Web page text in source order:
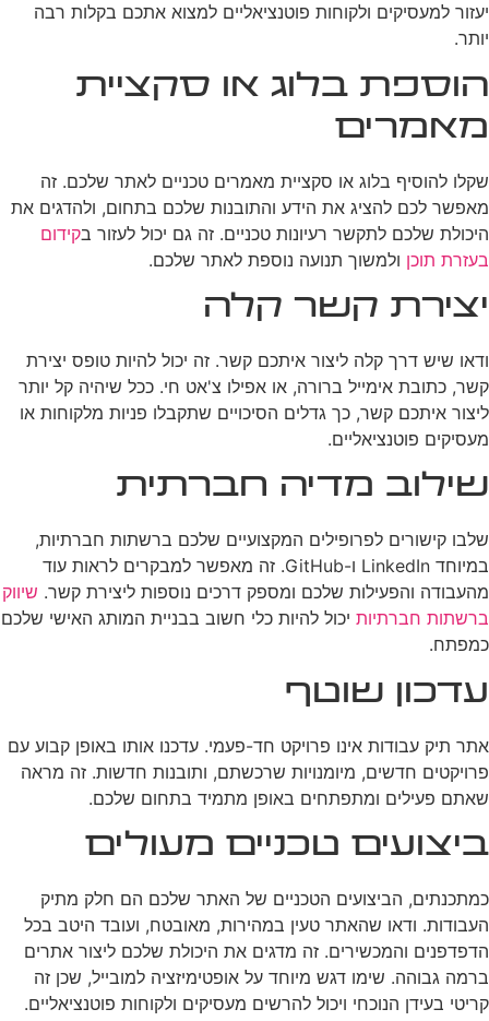
יעזור למעסיקים ולקוחות פוטנציאליים למצוא אתכם בקלות רבה
יותר.
הוספת בלוג או סקציית
מאמרים
שקלו להוסיף בלוג או סקציית מאמרים טכניים לאתר שלכם. זה
מאפשר לכם להציג את הידע והתובנות שלכם בתחום, ולהדגים את
היכולת שלכם לתקשר רעיונות טכניים. זה גם יכול לעזור בקידום
בעזרת תוכן ולמשוך תנועה נוספת לאתר שלכם.
יצירת קשר קלה
ודאו שיש דרך קלה ליצור איתכם קשר. זה יכול להיות טופס יצירת
קשר, כתובת אימייל ברורה, או אפילו צ'אט חי. ככל שיהיה קל יותר
ליצור איתכם קשר, כך גדלים הסיכויים שתקבלו פניות מלקוחות או
מעסיקים פוטנציאליים.
שילוב מדיה חברתית
שלבו קישורים לפרופילים המקצועיים שלכם ברשתות חברתיות,
במיוחד LinkedIn ו-GitHub. זה מאפשר למבקרים לראות עוד
מהעבודה והפעילות שלכם ומספק דרכים נוספות ליצירת קשר. שיווק
ברשתות חברתיות יכול להיות כלי חשוב בבניית המותג האישי שלכם
כמפתח.
עדכון שוטף
אתר תיק עבודות אינו פרויקט חד-פעמי. עדכנו אותו באופן קבוע עם
פרויקטים חדשים, מיומנויות שרכשתם, ותובנות חדשות. זה מראה
שאתם פעילים ומתפתחים באופן מתמיד בתחום שלכם.
ביצועים טכניים מעולים
כמתכנתים, הביצועים הטכניים של האתר שלכם הם חלק מתיק
העבודות. ודאו שהאתר טעין במהירות, מאובטח, ועובד היטב בכל
הדפדפנים והמכשירים. זה מדגים את היכולת שלכם ליצור אתרים
ברמה גבוהה. שימו דגש מיוחד על אופטימיזציה למובייל, שכן זה
קריטי בעידן הנוכחי ויכול להרשים מעסיקים ולקוחות פוטנציאליים.